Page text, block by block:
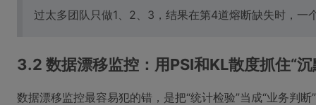
过太多团队只做1、2、3，结果在第4道熔断缺失时，一
3.2 数据漂移监控：用PSI和KL散度抓住“沉
数据漂移监控最容易犯的错，是把“统计检验”当成“业务判